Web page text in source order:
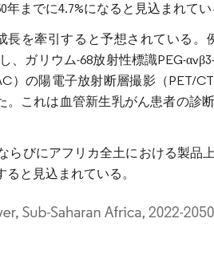
までに4.7%になると見込まれてい
を牽引すると予想されている。
ガリウム-68放射性標識PEG-
）の陽電子放射断層撮影（PET/
これは血管新生乳がん患者の診
びにアフリカ全土における製品
と見込まれている。